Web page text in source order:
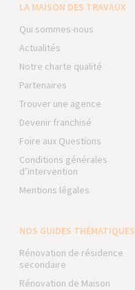
LA MAISON DES TRAVAUX
Qui sommes-nous
Actualités
Notre charte qualité
Partenaires
Trouver une agence
Devenir franchisé
Foire aux Questions
Conditions générales
d’intervention
Mentions légales
NOS GUIDES THÉMATIQUES
Rénovation de résidence
secondaire
Rénovation de Maison